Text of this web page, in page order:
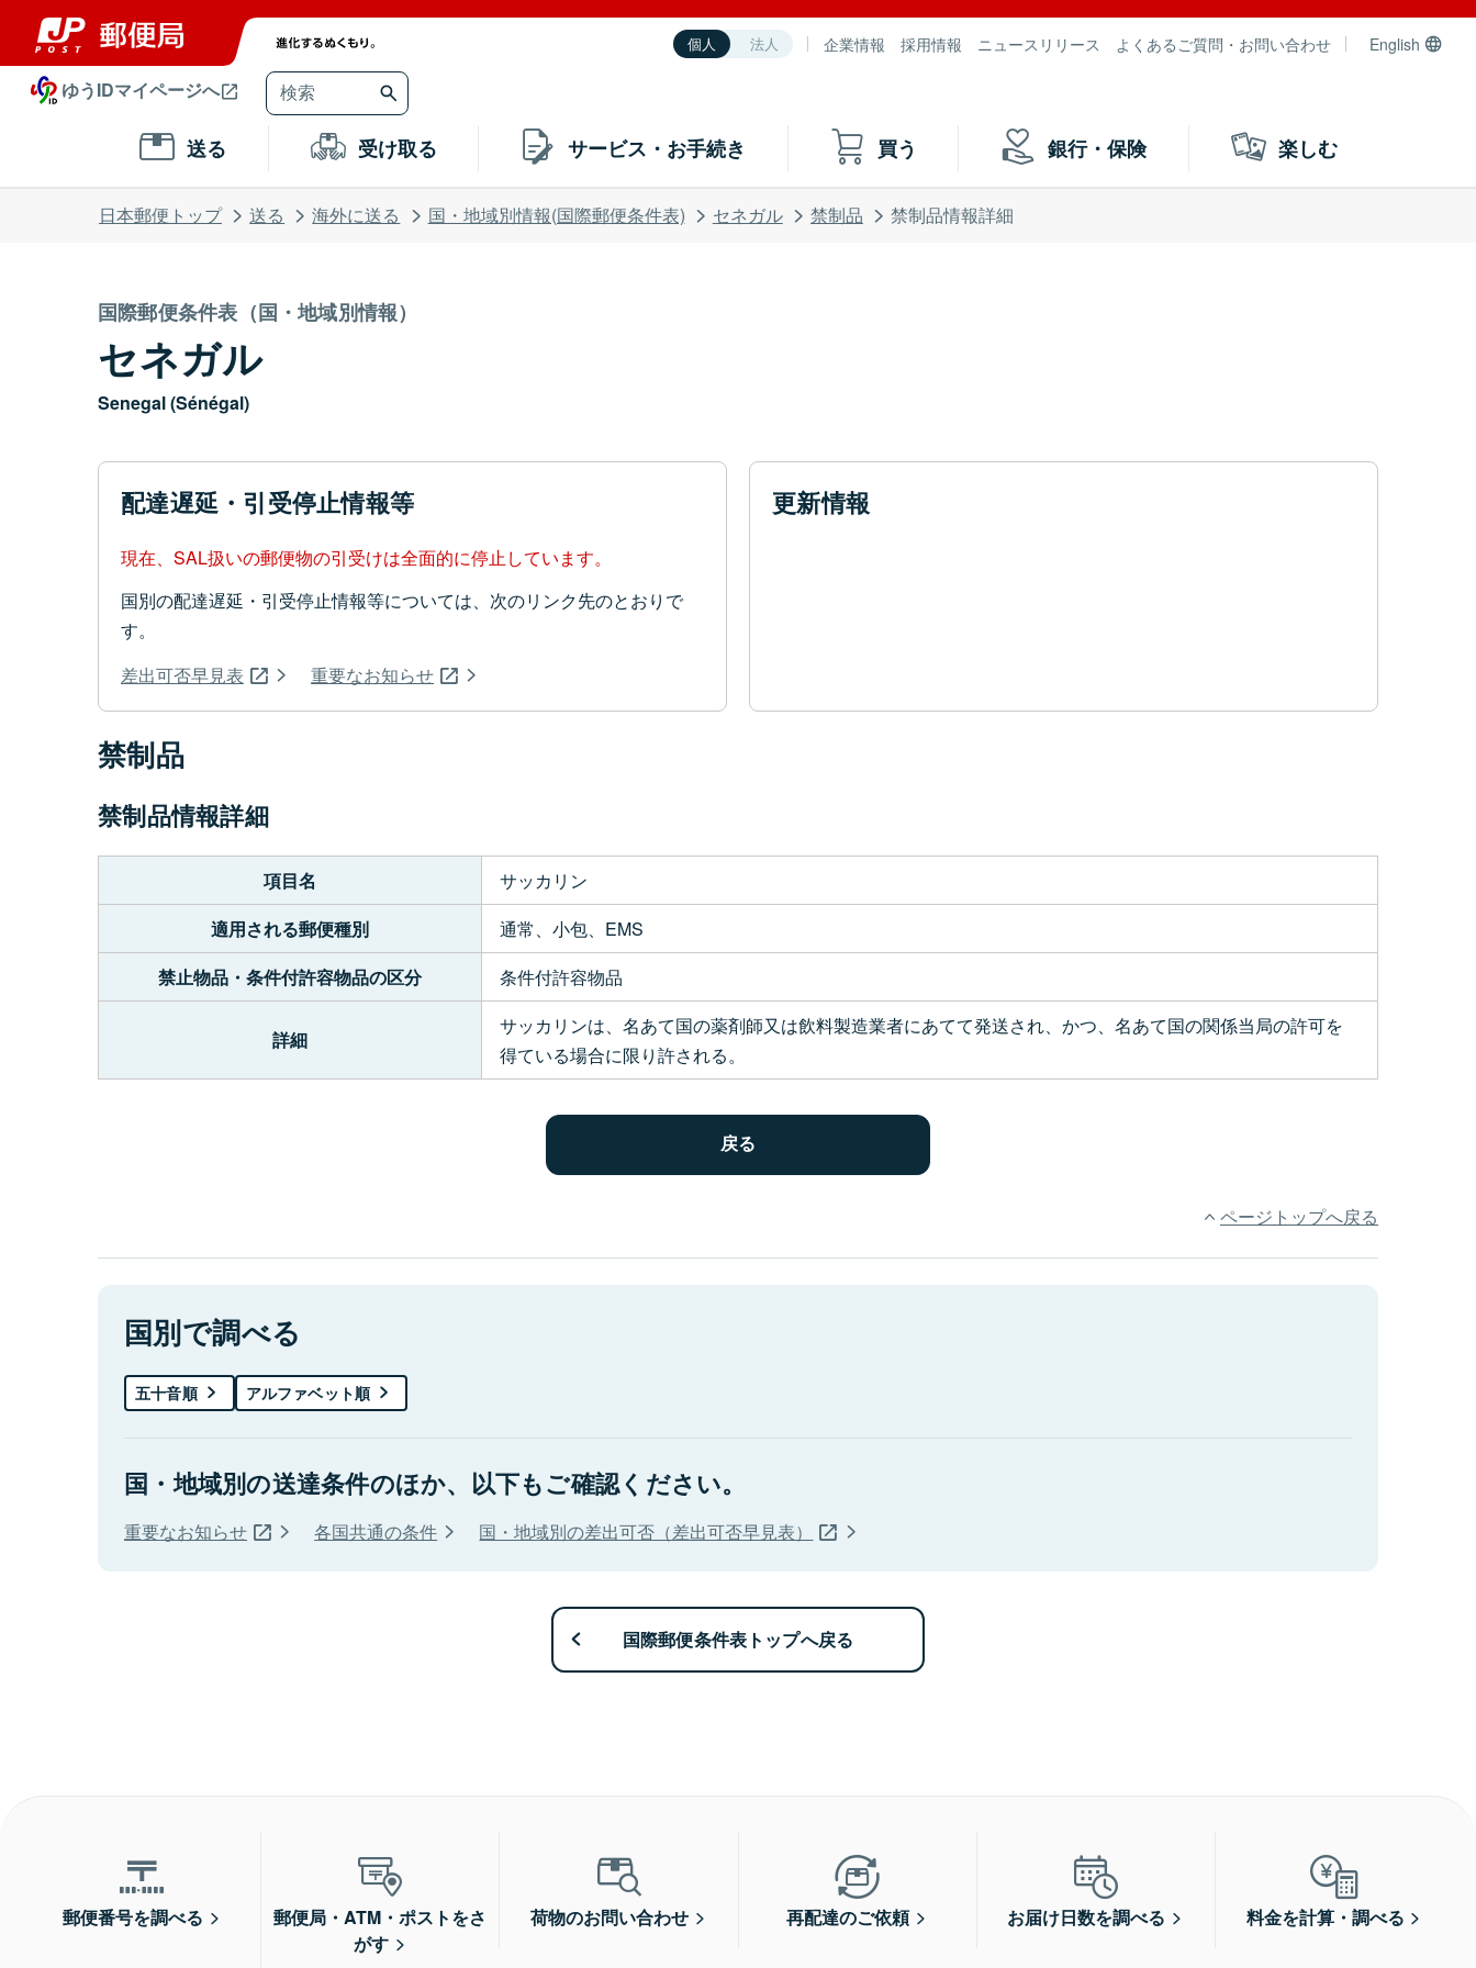
個人 法人 企業情報 採用情報 ニュースリリース よくあるご質問・お問い合わせ English
ゆうIDマイページへ
送る 受け取る サービス・お手続き 買う 銀行・保険 楽しむ
日本郵便トップ 送る 海外に送る 国・地域別情報(国際郵便条件表) セネガル 禁制品 禁制品情報詳細
国際郵便条件表（国・地域別情報）
セネガル
Senegal (Sénégal)
配達遅延・引受停止情報等
現在、SAL扱いの郵便物の引受けは全面的に停止しています。
国別の配達遅延・引受停止情報等については、次のリンク先のとおりで
す。
差出可否早見表
重要なお知らせ
更新情報
禁制品
禁制品情報詳細
項目名
サッカリン
適用される郵便種別
通常、小包、EMS
禁止物品・条件付許容物品の区分
条件付許容物品
詳細
サッカリンは、名あて国の薬剤師又は飲料製造業者にあてて発送され、かつ、名あて国の関係当局の許可を
得ている場合に限り許される。
ページトップへ戻る
国別で調べる
五十音順 アルファベット順
国・地域別の送達条件のほか、以下もご確認ください。
重要なお知らせ 各国共通の条件 国・地域別の差出可否（差出可否早見表）
国際郵便条件表トップへ戻る
郵便番号を調べる
郵便局・ATM・ポストをさ
がす
荷物のお問い合わせ 再配達のご依頼 お届け日数を調べる 料金を計算・調べる